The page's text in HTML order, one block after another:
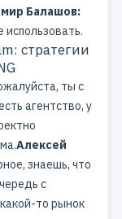
Балашов:
использовать.
стратегии
ты с
агентство, у
Алексей
знаешь, что
с
то рынок